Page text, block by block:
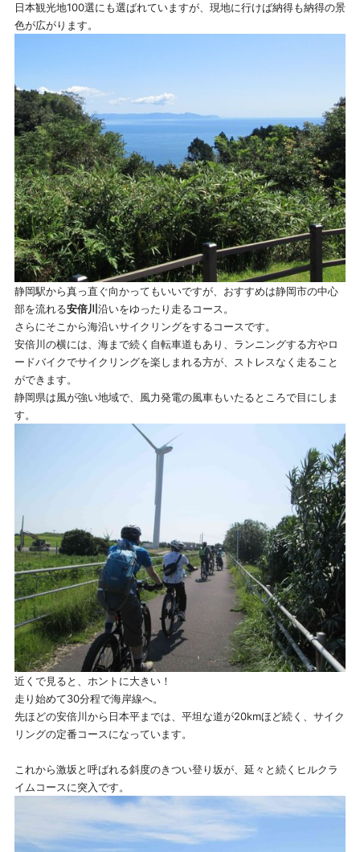
日本観光地100選にも選ばれていますが、現地に行けば納得も納得の景
色が広がります。
静岡駅から真っ直ぐ向かってもいいですが、おすすめは静岡市の中心
部を流れる安倍川 沿いをゆったり走るコース。
さらにそこから海沿いサイクリングをするコースです。
安倍川の横には、海まで続く自転車道もあり、ランニングする方やロ
ードバイクでサイクリングを楽しまれる方が、ストレスなく走ること
ができます。
静岡県は風が強い地域で、風力発電の風車もいたるところで目にしま
す。
近くで見ると、ホントに大きい！
走り始めて30分程で海岸線へ。
先ほどの安倍川から日本平までは、平坦な道が20kmほど続く、サイク
リングの定番コースになっています。
これから激坂と呼ばれる斜度のきつい登り坂が、延々と続くヒルクラ
イムコースに突入です。